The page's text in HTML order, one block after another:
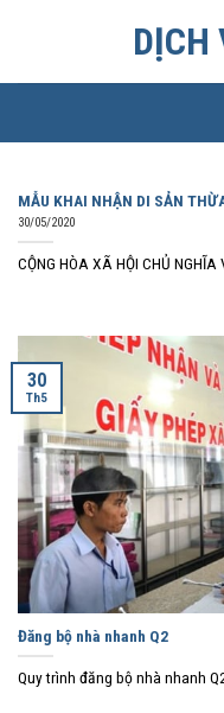
DỊCH
MẪU KHAI NHẬN DI SẢN
30/05/2020
CỘNG HÒA XÃ HỘI CHỦ
Đăng bộ nhà nhanh Q2
Quy trình đăng bộ nhà nhanh
30
Th5